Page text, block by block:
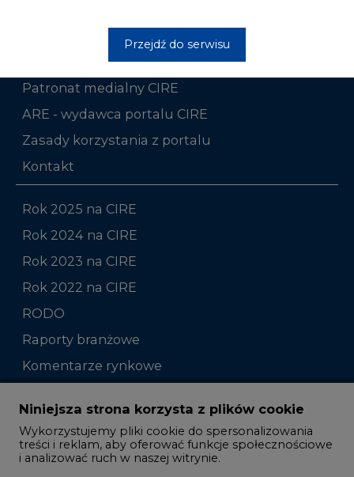
Przejdź do serwisu
CIRE - kim jesteśmy
Reklamuj się na CIRE
Patronat medialny CIRE
ARE - wydawca portalu CIRE
Zasady korzystania z portalu
Kontakt
Rok 2025 na CIRE
Rok 2024 na CIRE
Rok 2023 na CIRE
Rok 2022 na CIRE
RODO
Raporty branżowe
Komentarze rynkowe
Zmiany kadrowe na rynku
Studio CIRE
Rozmowy o energetyce
Niniejsza strona korzysta z plików cookie
Wykorzystujemy pliki cookie do spersonalizowania
treści i reklam, aby oferować funkcje społecznościowe
i analizować ruch w naszej witrynie.